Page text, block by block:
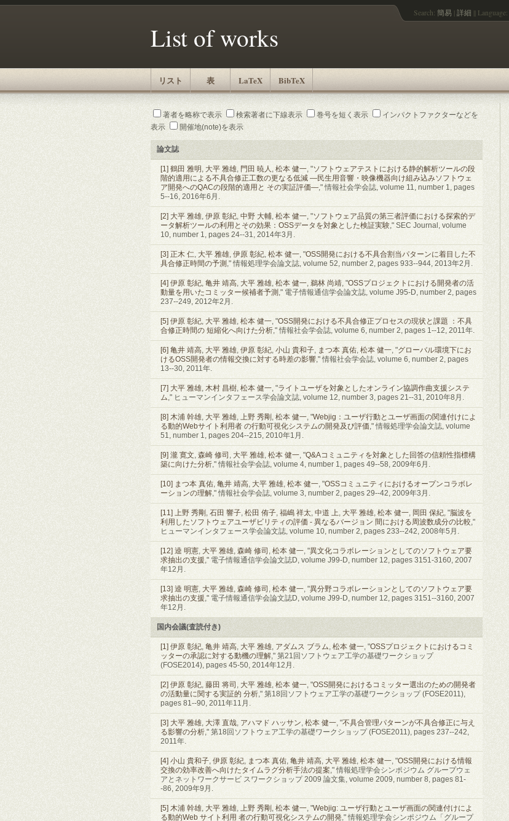
Search: 簡易 | 詳細 || Language:
List of works
リスト 表 LaTeX BibTeX
著者を略称で表示 検索著者に下線表示 巻号を短く表示
インパクトファクターなどを
表示
開催地(note)を表示
論文誌
[1] 鶴田 雅明 大平 雅雄, 門田 暁人 松本 健一, "ソフトウェアテストにおける静的解析ツールの段
階的適用による不具合修正工数の更なる低減 ―民生用音響・映像機器向け組み込みソフトウェ
ア開発へのQACの段階的適用と その実証評価―," 情報社会学会誌, volume 11, number 1, pages
5--16, 2016年6月.
[2] 大平 雅雄, 伊原 彰紀, 中野 大輔, 松本 健一, "ソフトウェア品質の第三者評価における探索的デ
ータ解析ツールの利用とその効果：OSSデータを対象とした検証実験," SEC Journal, volume
10, number 1, pages 24--31, 2014年3月.
[3] 正木 仁 大平 雅雄, 伊原 彰紀, 松本 健一, "OSS開発における不具合割当パターンに着目した不
具合修正時間の予測 ," 情報処理学会論文誌, volume 52, number 2, pages 933--944, 2013年2月.
[4] 伊原 彰紀, 亀井 靖高, 大平 雅雄, 松本 健一, 鵜林 尚靖, "OSSプロジェクトにおける開発者の活
動量を用いたコミッター候補者予測 ," 電子情報通信学会論文誌, volume J95-D, number 2, pages
237--249, 2012年2月.
[5] 伊原 彰紀, 大平 雅雄, 松本 健一, "OSS開発における不具合修正プロセスの現状と課題 ：不具
合修正時間の 短縮化へ向けた分析," 情報社会学会誌, volume 6, number 2, pages 1--12, 2011年.
[6] 亀井 靖高, 大平 雅雄, 伊原 彰紀, 小山 貴和子, まつ本 真佑, 松本 健一, "グローバル環境下にお
けるOSS開発者の情報交換に対する時差の影響," 情報社会学会誌, volume 6, number 2, pages
13--30, 2011年.
[7] 大平 雅雄, 木村 昌樹, 松本 健一, "ライトユーザを対象としたオンライン協調作曲支援システ
ム ," ヒューマンインタフェース学会論文誌, volume 12, number 3, pages 21--31, 2010年8月.
[8] 木浦 幹雄, 大平 雅雄, 上野 秀剛, 松本 健一, "Webjig：ユーザ行動とユーザ画面の関連付けによ
る動的Webサイト利用者 の行動可視化システムの開発及び評価 ," 情報処理学会論文誌, volume
51, number 1, pages 204--215, 2010年1月.
[9] 瀧 寛文 森崎 修司 大平 雅雄, 松本 健一, "Q&Aコミュニティを対象とした回答の信頼性指標構
築に向けた分析," 情報社会学会誌, volume 4, number 1, pages 49--58, 2009年6月.
[10] まつ本 真佑, 亀井 靖高, 大平 雅雄, 松本 健一, "OSSコミュニティにおけるオープンコラボレ
ーションの理解," 情報社会学会誌, volume 3, number 2, pages 29--42, 2009年3月.
[11] 上野 秀剛, 石田 響子, 松田 侑子, 福嶋 祥太, 中道 上 大平 雅雄, 松本 健一, 岡田 保紀, "脳波を
利用したソフトウェアユーザビリティの評価 - 異なるバージョン 間における周波数成分の比較 ,"
ヒューマンインタフェース学会論文誌, volume 10, number 2, pages 233--242, 2008年5月.
[12] 逵 明憲, 大平 雅雄, 森崎 修司 松本 健一, "異文化コラボレーションとしてのソフトウェア要
求抽出の支援 ," 電子情報通信学会論文誌D, volume J99-D, number 12, pages 3151-3160, 2007
年12月.
[13] 逵 明憲, 大平 雅雄, 森崎 修司 松本 健一, "異分野コラボレーションとしてのソフトウェア要
求抽出の支援 ," 電子情報通信学会論文誌D, volume J99-D, number 12, pages 3151--3160, 2007
年12月.
国内会議(査読付き)
[1] 伊原 彰紀, 亀井 靖高, 大平 雅雄, アダムス ブラム 松本 健一, "OSSプロジェクトにおけるコミ
ッターの承認に対する動機の理解," 第21回ソフトウェア工学の基礎ワークショップ
(FOSE2014), pages 45-50, 2014年12月.
[2] 伊原 彰紀, 藤田 将司 大平 雅雄, 松本 健一, "OSS開発におけるコミッター選出のための開発者
の活動量に関する実証的 分析," 第18回ソフトウェア工学の基礎ワークショップ (FOSE2011),
pages 81--90, 2011年11月.
[3] 大平 雅雄, 大澤 直哉, アハマド ハッサン 松本 健一, "不具合管理パターンが不具合修正に与え
る影響の分析," 第18回ソフトウェア工学の基礎ワークショップ (FOSE2011), pages 237--242,
2011年.
[4] 小山 貴和子, 伊原 彰紀, まつ本 真佑, 亀井 靖高, 大平 雅雄, 松本 健一, "OSS開発における情報
交換の効率改善へ向けたタイムラグ分析手法の提案," 情報処理学会シンポジウム グループウェ
アとネットワークサービ スワークショップ 2009 論文集, volume 2009, number 8, pages 81-
-86, 2009年9月.
[5] 木浦 幹雄, 大平 雅雄, 上野 秀剛, 松本 健一, "Webjig: ユーザ行動とユーザ画面の関連付けによ
る動的Web サイト利用 者の行動可視化システムの開発," 情報処理学会シンポジウム「グループ